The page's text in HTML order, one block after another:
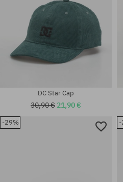
DC Star Cap
30,90 € 21,90 €
-29% -